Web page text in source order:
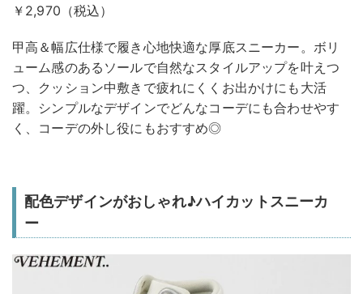
￥2,970（税込）
甲高＆幅広仕様で履き心地快適な厚底スニーカー。ボリ
ューム感のあるソールで自然なスタイルアップを叶えつ
つ、クッション中敷きで疲れにくくお出かけにも大活
躍。シンプルなデザインでどんなコーデにも合わせやす
く、コーデの外し役にもおすすめ◎
配色デザインがおしゃれ♪ハイカットスニーカ
ー